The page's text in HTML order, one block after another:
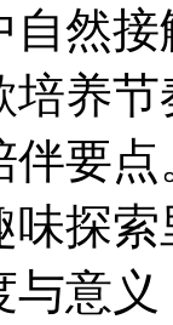
然
养
伴要
探
与意